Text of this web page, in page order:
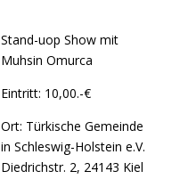
Stand-uop Show mit
Muhsin Omurca
Eintritt: 10,00.-€
Ort: Türkische Gemeinde
in Schleswig-Holstein e.V.
Diedrichstr. 2, 24143 Kiel